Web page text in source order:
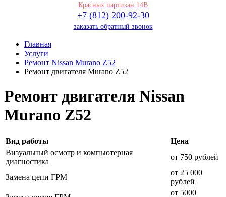
Красных партизан 14В
+7 (812) 200-92-30
заказать обратный звонок
Главная
Услуги
Ремонт Nissan Murano Z52
Ремонт двигателя Murano Z52
Ремонт двигателя Nissan
Murano Z52
Вид работы
Цена
Визуальный осмотр и компьютерная
диагностика
от 750 рублей
Замена цепи ГРМ
от 25 000
рублей
от 5000